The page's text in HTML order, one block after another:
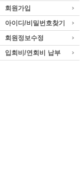
회원가입
아이디/비밀번호찾기
회원정보수정
입회비/연회비 납부